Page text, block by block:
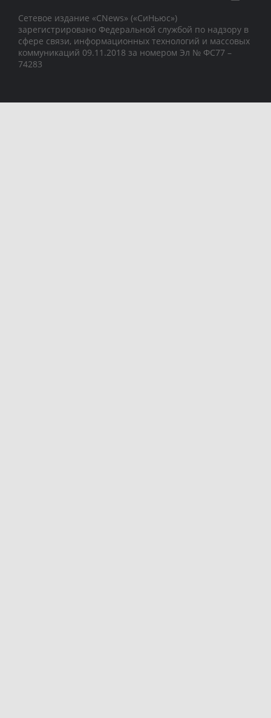
Сетевое издание «CNews» («СиНьюс»)
зарегистрировано Федеральной службой по надзору в
сфере связи, информационных технологий и массовых
коммуникаций 09.11.2018 за номером Эл № ФС77 –
74283